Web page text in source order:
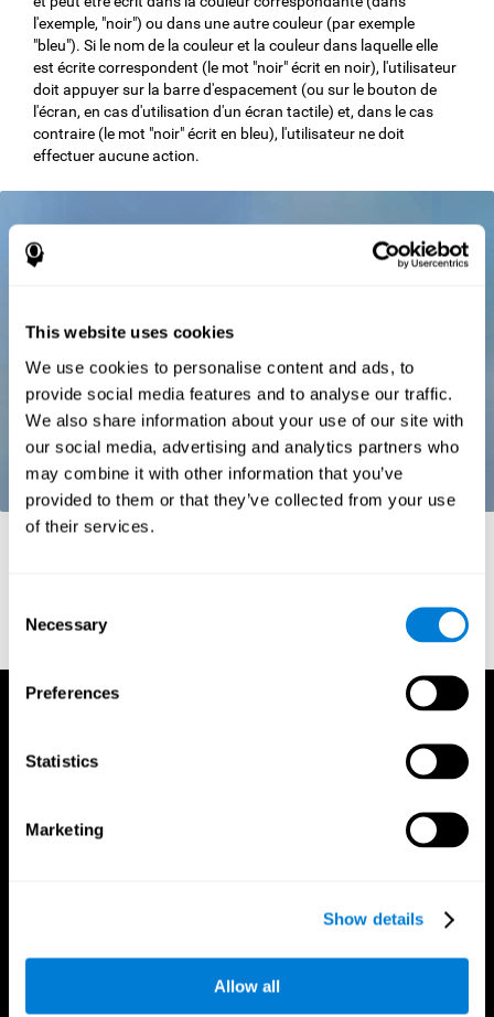
This website uses cookies
We use cookies to personalise content and ads, to
provide social media features and to analyse our traffic.
We also share information about your use of our site with
our social media, advertising and analytics partners who
may combine it with other information that you’ve
provided to them or that they’ve collected from your use
of their services.
Selection
Necessary
Preferences
Statistics
Marketing
Show details
Allow all
l'exemple, "noir") ou dans une autre couleur (par exemple
"bleu"). Si le nom de la couleur et la couleur dans laquelle elle
est écrite correspondent (le mot "noir" écrit en noir), l'utilisateur
doit appuyer sur la barre d'espacement (ou sur le bouton de
l'écran, en cas d'utilisation d'un écran tactile) et, dans le cas
contraire (le mot "noir" écrit en bleu), l'utilisateur ne doit
effectuer aucune action.
Références